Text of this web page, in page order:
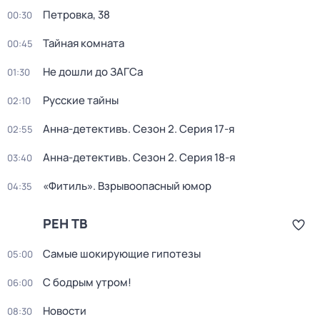
00:30 Петровка, 38
00:45 Тайная комната
01:30 Не дошли до ЗАГСа
02:10 Русские тайны
02:55 Анна-детективъ. Сезон 2. Серия 17-я
03:40 Анна-детективъ. Сезон 2. Серия 18-я
04:35 «Фитиль». Взрывоопасный юмор
РЕН ТВ
05:00 Самые шoкиpующие гипотезы
06:00 С бодрым утром!
08:30 Новости